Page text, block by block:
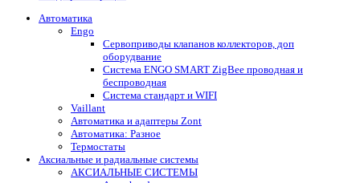
Автоматика
Engo
Сервоприводы клапанов коллекторов, доп
оборудвание
Система ENGO SMART ZigBee проводная и
беспроводная
Система стандарт и WIFI
Vaillant
Автоматика и адаптеры Zont
Автоматика: Разное
Термостаты
Аксиальные и радиальные системы
АКСИАЛЬНЫЕ СИСТЕМЫ